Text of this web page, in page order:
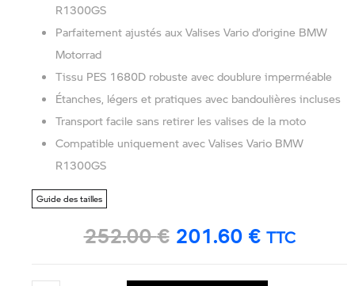
R1300GS
Parfaitement ajustés aux Valises Vario d’origine BMW
Motorrad
Tissu PES 1680D robuste avec doublure imperméable
Étanches, légers et pratiques avec bandoulières incluses
Transport facile sans retirer les valises de la moto
Compatible uniquement avec Valises Vario BMW
R1300GS
Guide des tailles
252.00€ 201.60 € TTC